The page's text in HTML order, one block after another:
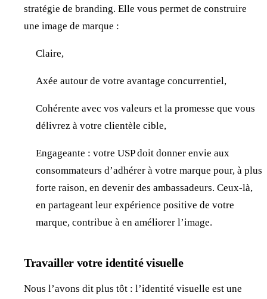
stratégie de branding. Elle vous permet de construire
une image de marque :
Claire,
Axée autour de votre avantage concurrentiel,
Cohérente avec vos valeurs et la promesse que vous
délivrez à votre clientèle cible,
Engageante : votre USP doit donner envie aux
consommateurs d’adhérer à votre marque pour, à plus
forte raison, en devenir des ambassadeurs. Ceux-là,
en partageant leur expérience positive de votre
marque, contribue à en améliorer l’image.
Travailler votre identité visuelle
Nous l’avons dit plus tôt : l’identité visuelle est une